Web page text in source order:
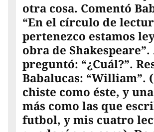
otra cosa. Comentó
“En el círculo de
pertenezco estamos
obra de
preguntó: “¿Cuál?”.
Babalucas: “William”.
chiste como éste, y
más como las que
futbol, y mis cuatro